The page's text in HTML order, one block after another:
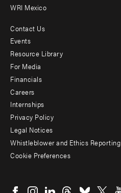
WRI Mexico
Footer
menu
-
Additional
Contact Us
Events
Resource Library
For Media
Financials
Careers
Internships
Privacy Policy
Legal Notices
Whistleblower and Ethics Reporting
Cookie Preferences